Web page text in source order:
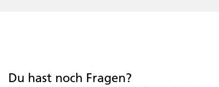
Du hast noch Fragen?